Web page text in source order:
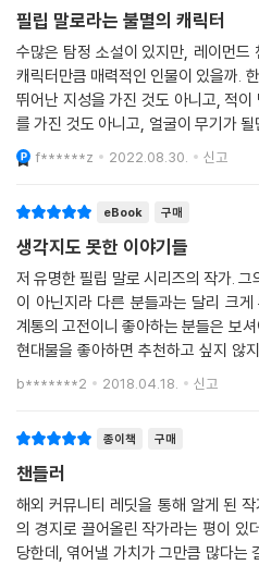
말 그 키다리 금발한테 홀딱 반했댔어.
지. 진주를 슬쩍한 것은, 남자가 여자
같은 그런 짓이었을 뿐이야. 진주를 그
넣어 두는 건 범죄 행위야. 나는 지난
석상에서 일한 적이 있어서, 진주가 진
안목은 갖췄지. 그런데 그 공터에 우리
자네가 사로잡은 금발한테 내 안부 전해
--- p.479
“골칫거리가 내 일거리죠.” 내가 말했
보장해 주면 일을 맡겠습니다.”
“나도 좀 챙기는 게 있어야 할 거 아냐
“그럼 알아서 하시죠. 이 도시엔 값싼
의 멋진 모습을 봐서 반가웠습니다. 잘
그래도 그 정도 가치는 있었다.
--- p.483~484
의 감수성을 토대로 한 고독하고 쓸쓸
있었다. 챈들러가 구사한 차갑고 딱딱
징적인 문체와 의외의 직유는 결국 ‘
어까지 탄생시켰고, 완숙된 계란처럼
하게 전개되어 비정함을 물씬 풍기는
게 자리 잡았다. 그리고 그 덕분에 탐정
지 올라갈 수 있었다.
1930~1940년대 로스앤젤레스의 분
우드의 성장과 함께 대부분이 영화화되
작가로 할리우드에 진출하게 된다. 노
화 시나리오 작업을 한 [빅 슬립]을 비
작품은 ‘필름 누아르’라는 장르에 큰 영
챈들러에게 있어 단편소설은 자신의
일거리」의 경우, 주인공 이름이 카마디
필립 말로로 바꿔서 냈다. 「밀고자」의
것을 ‘필립 말로 사무실’로 바꾸었는
‘필립 말로’라는 연결고리로 이었음을
필립 말로라는 불멸의 캐릭터
수많은 탐정 소설이 있지만, 레이먼드
캐릭터만큼 매력적인 인물이 있을까.
뛰어난 지성을 가진 것도 아니고, 적
를 가진 것도 아니고, 얼굴이 무기가
필립 말로가 지닌 특유의 분위기만큼은
지 못할 만
f******z 2022.08.30. 신고
eBook 구매
생각지도 못한 이야기들
저 유명한 필립 말로 시리즈의 작가.
이 아닌지라 다른 분들과는 달리 크게
계통의 고전이니 좋아하는 분들은 보
현대물을 좋아하면 추천하고 싶지 않
라면 꼭 읽어 보셔야 할 것 같습니다무
b*******2 2018.04.18. 신고
종이책 구매
챈들러
해외 커뮤니티 레딧을 통해 알게 된
의 경지로 끌어올린 작가라는 평이 있
당한데, 엮어낼 가치가 그만큼 많다는